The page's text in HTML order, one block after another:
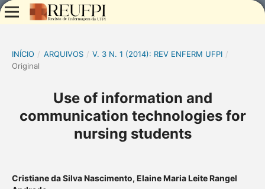
INÍCIO / ARQUIVOS / V. 3 N. 1 (2014): REV ENFERM UFPI /
Original
Use of information and
communication technologies for
nursing students
Cristiane da Silva Nascimento, Elaine Maria Leite Rangel